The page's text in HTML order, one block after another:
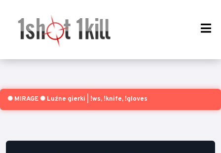
✺ MIRAGE ✺ Luźne gierki | !ws, !knife, !gloves